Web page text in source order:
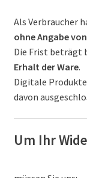
Autoren
FAQ
Als Verbraucher
ohne Angabe
Die Frist beträgt
Erhalt der Ware.
Digitale
davon
Um Ihr